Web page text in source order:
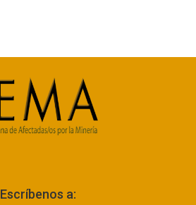
Escríbenos a: